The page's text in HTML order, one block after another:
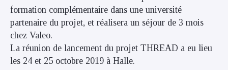
formation complémentaire dans une université
partenaire du projet, et réalisera un séjour de 3 mois
chez Valeo.
La réunion de lancement du projet THREAD a eu lieu
les 24 et 25 octobre 2019 à Halle.